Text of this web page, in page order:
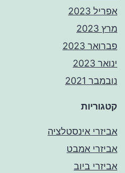
אפריל 2023
מרץ 2023
פברואר 2023
ינואר 2023
נובמבר 2021
קטגוריות
אביזרי אינסטלציה
אביזרי אמבט
אביזרי ביוב